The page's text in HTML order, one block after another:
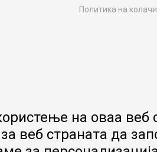
Политика на
Product Finder
FAQs
на оваа веб
веб страната да